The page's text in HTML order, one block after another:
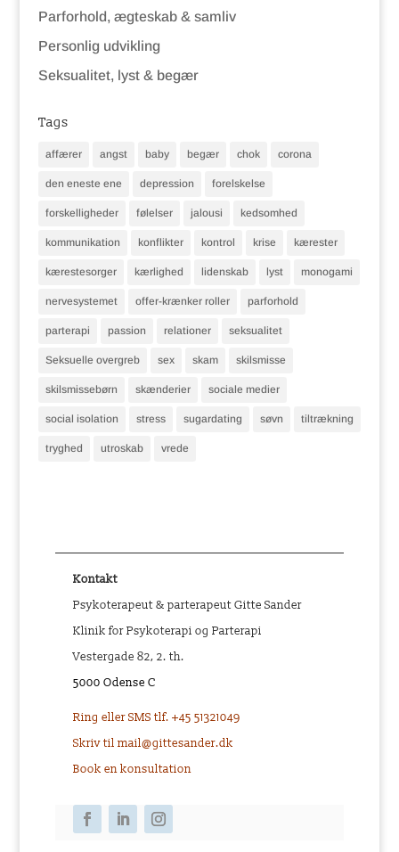
Parforhold, ægteskab & samliv
Personlig udvikling
Seksualitet, lyst & begær
Tags
affærer angst baby begær chok corona
den eneste ene depression forelskelse
forskelligheder følelser jalousi kedsomhed
kommunikation konflikter kontrol krise kærester
kærestesorger kærlighed lidenskab lyst monogami
nervesystemet offer-krænker roller parforhold
parterapi passion relationer seksualitet
Seksuelle overgreb sex skam skilsmisse
skilsmissebørn skænderier sociale medier
social isolation stress sugardating søvn tiltrækning
tryghed utroskab vrede
Kontakt
Psykoterapeut & parterapeut Gitte Sander
Klinik for Psykoterapi og Parterapi
Vestergade 82, 2. th.
5000 Odense C
Ring eller SMS tlf. +45 51321049
Skriv til mail@gittesander.dk
Book en konsultation